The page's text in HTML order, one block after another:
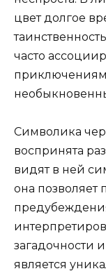
цвет долгое
часто
Символика
воспринята
видят в ней
она позволяет
загадочности
является